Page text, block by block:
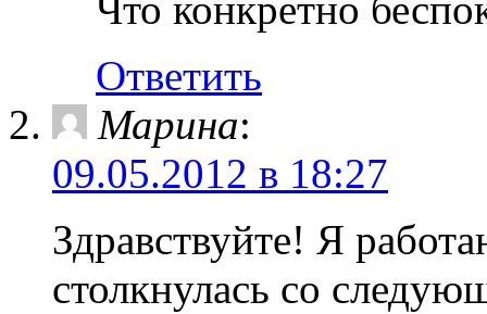
Ответить
Марина:
09.05.2012 в 18:27
Здравствуйте! Я
столкнулась со